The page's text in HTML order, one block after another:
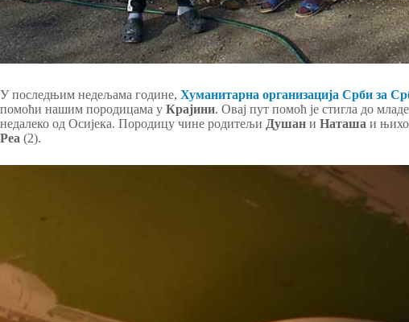
У последњим недељама године, Хуманитарна организација Срби за
помоћи нашим породицама у Крајини. Овај пут помоћ је стигла до
недалеко од Осијека. Породицу чине родитељи Душан и Наташа и
Реа (2).